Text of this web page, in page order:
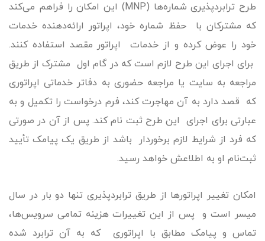
طرح ترابردپذیری شماره‌ها (MNP) این امکان را فراهم می‌کند
که مشترکان با حفظ شماره خود، اپراتور ارائه‌دهنده خدمات
خود را عوض کرده و از خدمات اپراتور مقصد استفاده کنند.
برای اجرای این طرح لازم است که در گام اول مشترک از طریق
مراجعه به سایت یا مراجعه حضوری به دفاتر خدماتی اپراتوری
که قصد دارد به آن مهاجرت کند، فرم درخواست را تکمیل و به
عبارتی برای اجرای این طرح ثبت نام کند. پس از آن در صورتی
که فرد از شرایط لازم برخوردار باشد از طریق یک پیامک تأیید
ثبت‌نام او به اطلاعش خواهد رسید.
امکان تغییر اپراتورها از طریق ترابردپذیری تنها دو بار در سال
میسر است و پس از این تغییرات هزینه تمامی سرویس‌ها،
تماس و پیامک مطابق با اپراتوری که به آن ترابرد شده